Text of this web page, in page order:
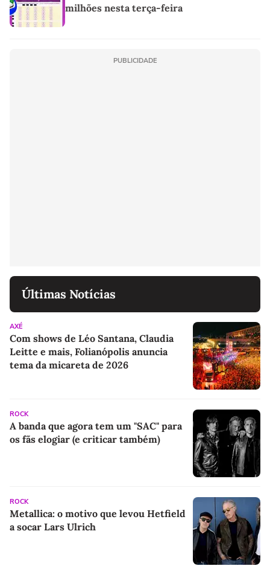
milhões nesta terça-feira
PUBLICIDADE
Últimas Notícias
AXÉ
Com shows de Léo Santana, Claudia
Leitte e mais, Folianópolis anuncia
tema da micareta de 2026
ROCK
A banda que agora tem um "SAC" para
os fãs elogiar (e criticar também)
ROCK
Metallica: o motivo que levou Hetfield
a socar Lars Ulrich